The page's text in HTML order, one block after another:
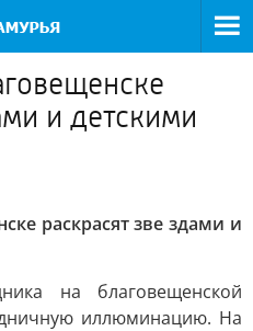
и детскими
раскрасят зве здами и
на благовещенской
иллюминацию. На